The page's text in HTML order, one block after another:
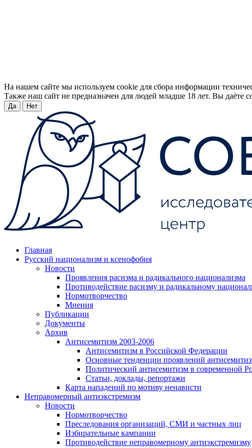
На нашем сайте мы используем cookie для сбора информации
Также наш сайт не предназначен для людей младше 18 лет. Вы даёте
Да Нет
Главная
Русский национализм и ксенофобия
Новости
Проявления расизма и радикального национализма
Противодействие расизму и радикальному
Нормотворчество
Мнения
Публикации
Документы
Архив
Антисемитизм 2003-2006
Антисемитизм в Российской Федерации
Основные тенденции проявлений
Политический антисемитизм в современной
Статьи, доклады, репортажи
Карта нападений по мотиву ненависти
Неправомерный антиэкстремизм
Новости
Нормотворчество
Преследования организаций, СМИ и частных лиц
Избирательные кампании
Противодействие неправомерному антиэкстремизму